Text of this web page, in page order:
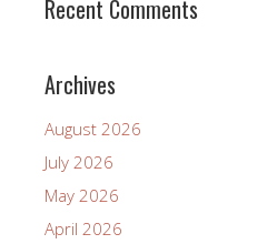
Recent Comments
Archives
August 2026
July 2026
May 2026
April 2026